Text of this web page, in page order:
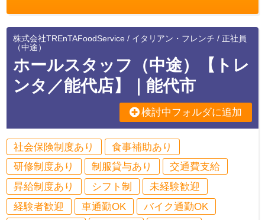
株式会社TREnTAFoodService / イタリアン・フレンチ / 正社員
（中途）
ホールスタッフ（中途）【トレ
ンタ／能代店】｜能代市
検討中フォルダに追加
社会保険制度あり
食事補助あり
研修制度あり
制服貸与あり
交通費支給
昇給制度あり
シフト制
未経験歓迎
経験者歓迎
車通勤OK
バイク通勤OK